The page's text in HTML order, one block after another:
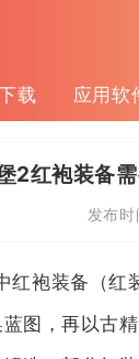
载 应用软
2红袍装备
发布时
红袍装备（红
图，再以古